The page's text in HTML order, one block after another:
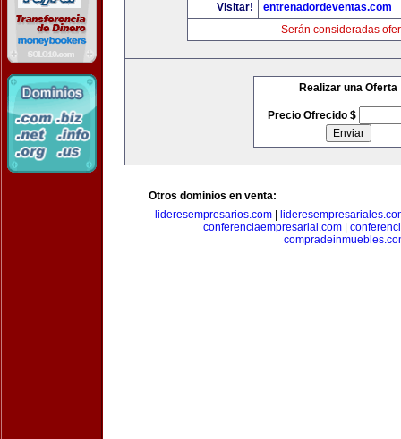
Visitar!
entrenadordeventas.com
Serán consideradas
Realizar una Oferta
Precio Ofrecido $
Otros dominios en venta:
lideresempresarios.com
conferenciaempresarial.com